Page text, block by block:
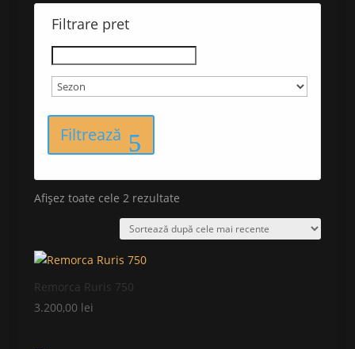
Filtrare pret
Filtrează
Afișez toate cele 2 rezultate
după
cele
Remorca Ruris 750
3.200,00 lei